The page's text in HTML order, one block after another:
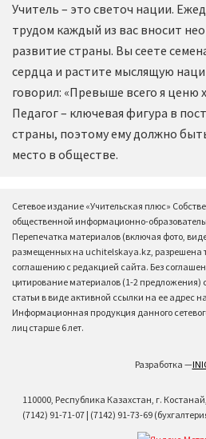
Учитель – это светоч нации.
трудом каждый из вас вносит
развитие страны. Вы сеете
сердца и растите мыслящую
говорил: «Превыше всего я ценю
Педагог – ключевая фигура в
страны, поэтому ему должно
место в обществе.
Сетевое издание «Учительская плюс»
общественной информационно-
Перепечатка материалов (включая фото,
размещенных на uchitelskaya.kz, разрешена
соглашению с редакцией сайта. Без
цитирование материалов (1-2 предложения)
статьи в виде активной ссылки на ее адрес
Информационная продукция данного
лиц старше 6 лет.
Разработка —
110000, Республика Казахстан, г. Костанай,
(7142) 91-71-07 | (7142) 91-73-69